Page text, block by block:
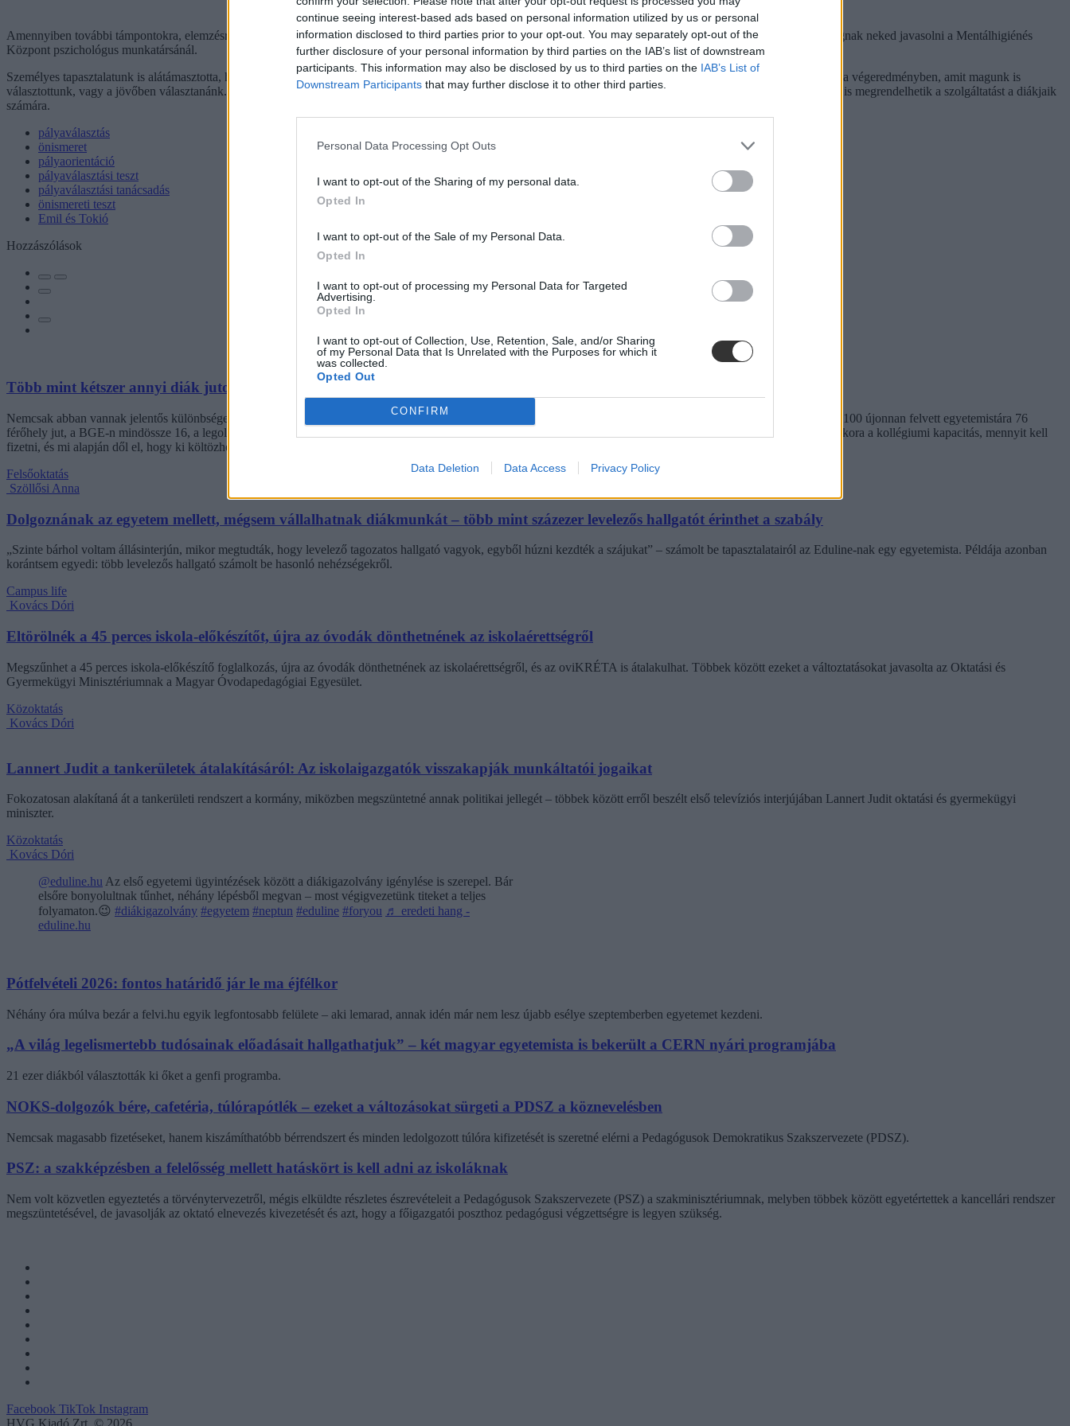
continue seeing interest-based ads based on personal information utilized by us or personal
information disclosed to third parties prior to your opt-out. You may separately opt-out of the
further disclosure of your personal information by third parties on the IAB’s list of downstream
participants. This information may also be disclosed by us to third parties on the IAB’s List of
Downstream Participants that may further disclose it to other third parties.
Personal Data Processing Opt Outs
I want to opt-out of the Sharing of my personal data.
Opted In
I want to opt-out of the Sale of my Personal Data.
Opted In
I want to opt-out of processing my Personal Data for Targeted
Advertising.
Opted In
I want to opt-out of Collection, Use, Retention, Sale, and/or Sharing
of my Personal Data that Is Unrelated with the Purposes for which it
was collected.
Opted Out
CONFIRM
Data Deletion Data Access Privacy Policy
Amennyiben további támpontokra, elemzésre volna szükséged, azt is jelezheted az oldal készítőinek. Ekkor kiegészítésül egy személyes pályaválasztási tanácsadást fognak neked javasolni a Mentálhigiénés
Központ pszichológus munkatársánál.
Személyes tapasztalatunk is alátámasztotta, hogy a teszt rendkívül pontosan meghatározza a válaszoló érdeklődését, azokat az egyetemi szakokat láttuk visszaköszönni a végeredményben, amit magunk is
választottunk, vagy a jövőben választanánk. A teszt ugyan nem ingyenes, de mindössze az ötödébe kerül egy hagyományos személyes tanácsadásnak, ráadásul iskolák is megrendelhetik a szolgáltatást a diákjaik
számára.
pályaválasztás
önismeret
pályaorientáció
pályaválasztási teszt
pályaválasztási tanácsadás
önismereti teszt
Emil és Tokió
Hozzászólások
Több mint kétszer annyi diák jutott be a felsőoktatásba, mint ahány kollégiumi férőhely összesen van
Nemcsak abban vannak jelentős különbségek az egyetemek között, hogy hány kollégiumi férőhely jut a hallgatókra, a térítési díj összege sem egységes. Míg a BME-n 100 újonnan felvett egyetemistára 76
férőhely jut, a BGE-n mindössze 16, a legolcsóbb havi kollégiumi díjak pedig 9300 és 25 500 forint között mozognak a vizsgált intézményekben. Megnéztük, hol mekkora a kollégiumi kapacitás, mennyit kell
fizetni, és mi alapján dől el, hogy ki költözhet be.
Felsőoktatás
Szöllősi Anna
Dolgoznának az egyetem mellett, mégsem vállalhatnak diákmunkát – több mint százezer levelezős hallgatót érinthet a szabály
„Szinte bárhol voltam állásinterjún, mikor megtudták, hogy levelező tagozatos hallgató vagyok, egyből húzni kezdték a szájukat” – számolt be tapasztalatairól az Eduline-nak egy egyetemista. Példája azonban
korántsem egyedi: több levelezős hallgató számolt be hasonló nehézségekről.
Campus life
Kovács Dóri
Eltörölnék a 45 perces iskola-előkészítőt, újra az óvodák dönthetnének az iskolaérettségről
Megszűnhet a 45 perces iskola-előkészítő foglalkozás, újra az óvodák dönthetnének az iskolaérettségről, és az oviKRÉTA is átalakulhat. Többek között ezeket a változtatásokat javasolta az Oktatási és
Gyermekügyi Minisztériumnak a Magyar Óvodapedagógiai Egyesület.
Közoktatás
Kovács Dóri
Lannert Judit a tankerületek átalakításáról: Az iskolaigazgatók visszakapják munkáltatói jogaikat
Fokozatosan alakítaná át a tankerületi rendszert a kormány, miközben megszüntetné annak politikai jellegét – többek között erről beszélt első televíziós interjújában Lannert Judit oktatási és gyermekügyi
miniszter.
Közoktatás
Kovács Dóri
@eduline.hu Az első egyetemi ügyintézések között a diákigazolvány igénylése is szerepel. Bár
elsőre bonyolultnak tűnhet, néhány lépésből megvan – most végigvezetünk titeket a teljes
folyamaton.😉 #diákigazolvány #egyetem #neptun #eduline #foryou ♬ eredeti hang -
eduline.hu
Pótfelvételi 2026: fontos határidő jár le ma éjfélkor
Néhány óra múlva bezár a felvi.hu egyik legfontosabb felülete – aki lemarad, annak idén már nem lesz újabb esélye szeptemberben egyetemet kezdeni.
„A világ legelismertebb tudósainak előadásait hallgathatjuk” – két magyar egyetemista is bekerült a CERN nyári programjába
21 ezer diákból választották ki őket a genfi programba.
NOKS-dolgozók bére, cafetéria, túlórapótlék – ezeket a változásokat sürgeti a PDSZ a köznevelésben
Nemcsak magasabb fizetéseket, hanem kiszámíthatóbb bérrendszert és minden ledolgozott túlóra kifizetését is szeretné elérni a Pedagógusok Demokratikus Szakszervezete (PDSZ).
PSZ: a szakképzésben a felelősség mellett hatáskört is kell adni az iskoláknak
Nem volt közvetlen egyeztetés a törvénytervezetről, mégis elküldte részletes észrevételeit a Pedagógusok Szakszervezete (PSZ) a szakminisztériumnak, melyben többek között egyetértettek a kancellári rendszer
megszüntetésével, de javasolják az oktató elnevezés kivezetését és azt, hogy a főigazgatói poszthoz pedagógusi végzettségre is legyen szükség.
Facebook TikTok Instagram
HVG Kiadó Zrt. © 2026